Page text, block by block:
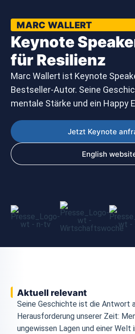
MARC WALLERT
Keynote
für Resilienz
Marc Wallert ist Keynote
Bestseller-Autor. Seine
mentale Stärke und ein Happy
Jetzt Keynote
English
Aktuell relevant
Seine Geschichte ist die Antwort
Herausforderung unserer Zeit:
ungewissen Lagen und einer Welt